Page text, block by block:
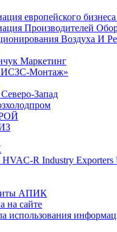
европейского
Производителей
Воздуха И
Маркетинг
Монтаж»
Запад
HVAC-R Industry Exporters
АПИК
на сайте
использования